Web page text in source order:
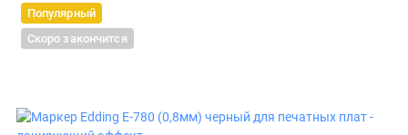
Популярный
Скоро закончится